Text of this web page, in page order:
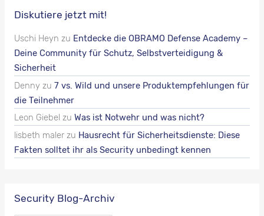
Diskutiere jetzt mit!
Uschi Heyn zu Entdecke die OBRAMO Defense Academy –
Deine Community für Schutz, Selbstverteidigung &
Sicherheit
Dennyzu 7 vs. Wild und unsere Produktempfehlungen für
die Teilnehmer
Leon Giebel zu Was ist Notwehr und was nicht?
lisbeth malerzu Hausrecht für Sicherheitsdienste: Diese
Fakten solltet ihr als Security unbedingt kennen
Security Blog-Archiv